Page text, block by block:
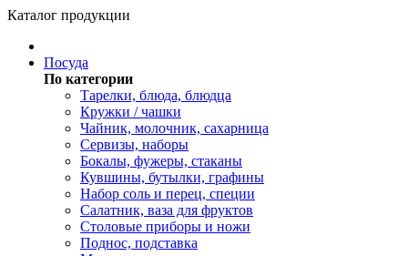
Каталог продукции
Посуда
По категории
Тарелки, блюда, блюдца
Кружки / чашки
Чайник, молочник, сахарница
Сервизы, наборы
Бокалы, фужеры, стаканы
Кувшины, бутылки, графины
Набор соль и перец, специи
Салатник, ваза для фруктов
Столовые приборы и ножи
Поднос, подставка